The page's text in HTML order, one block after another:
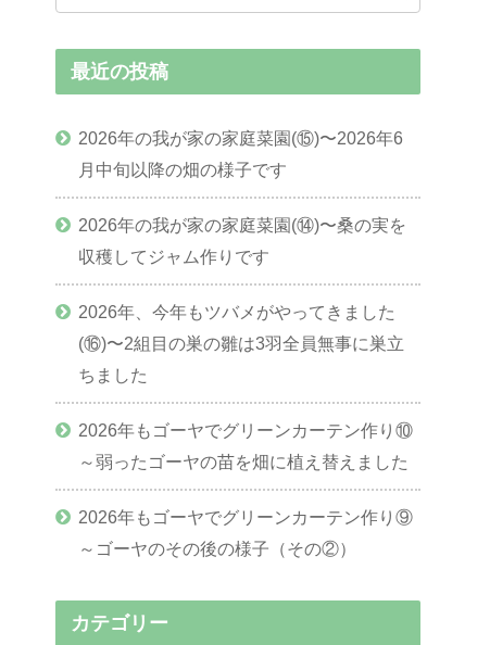
最近の投稿
2026年の我が家の家庭菜園(⑮)〜2026年6
月中旬以降の畑の様子です
2026年の我が家の家庭菜園(⑭)〜桑の実を
収穫してジャム作りです
2026年、今年もツバメがやってきました
(⑯)〜2組目の巣の雛は3羽全員無事に巣立
ちました
2026年もゴーヤでグリーンカーテン作り⑩
～弱ったゴーヤの苗を畑に植え替えました
2026年もゴーヤでグリーンカーテン作り⑨
～ゴーヤのその後の様子（その②）
カテゴリー